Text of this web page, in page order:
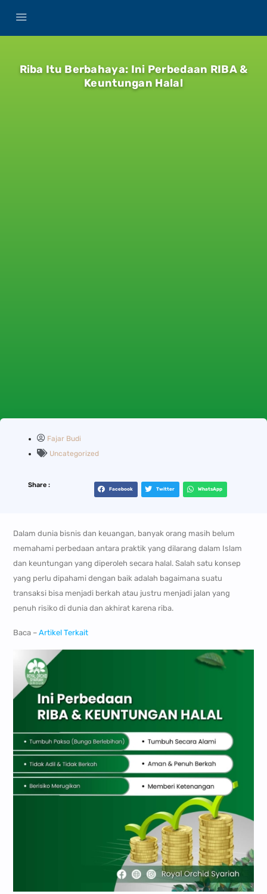
Riba Itu Berbahaya: Ini Perbedaan RIBA &
Keuntungan Halal
Fajar Budi
Uncategorized
Share :
Facebook Twitter WhatsApp
Dalam dunia bisnis dan keuangan, banyak orang masih belum
memahami perbedaan antara praktik yang dilarang dalam Islam
dan keuntungan yang diperoleh secara halal. Salah satu konsep
yang perlu dipahami dengan baik adalah bagaimana suatu
transaksi bisa menjadi berkah atau justru menjadi jalan yang
penuh risiko di dunia dan akhirat karena riba.
Baca – Artikel Terkait